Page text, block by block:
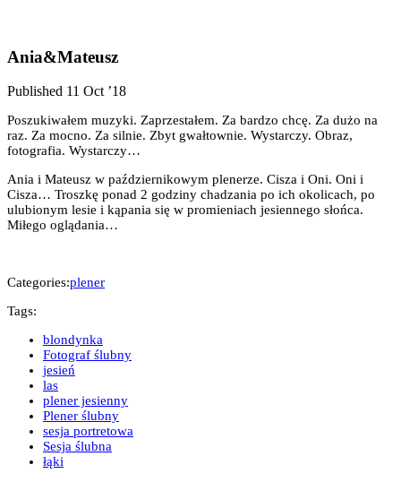
Ania&Mateusz
Published 11 Oct ’18
Poszukiwałem muzyki. Zaprzestałem. Za bardzo chcę. Za dużo na
raz. Za mocno. Za silnie. Zbyt gwałtownie. Wystarczy. Obraz,
fotografia. Wystarczy…
Ania i Mateusz w październikowym plenerze. Cisza i Oni. Oni i
Cisza… Troszkę ponad 2 godziny chadzania po ich okolicach, po
ulubionym lesie i kąpania się w promieniach jesiennego słońca.
Miłego oglądania…
Categories:plener
Tags:
blondynka
Fotograf ślubny
jesień
las
plener jesienny
Plener ślubny
sesja portretowa
Sesja ślubna
łąki